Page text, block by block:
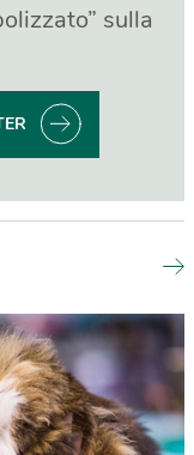
sulla